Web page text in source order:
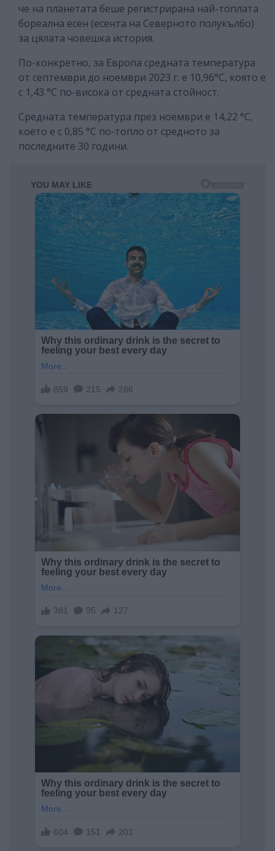
че на планетата беше регистрирана най-топлата
бореална есен (есента на Северното полукълбо)
за цялата човешка история.
По-конкретно, за Европа средната температура
от септември до ноември 2023 г. е 10,96°C, която е
с 1,43 °C по-висока от средната стойност.
Средната температура през ноември е 14,22 °C,
което е с 0,85 °C по-топло от средното за
последните 30 години.